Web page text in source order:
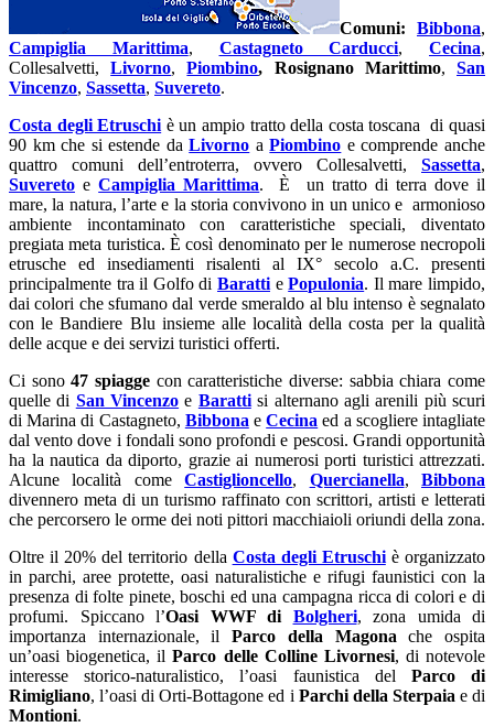
Comuni: Bibbona,
Campiglia Marittima, Castagneto Carducci, Cecina,
Collesalvetti,Livorno,Piombino, Rosignano Marittimo,San
Vincenzo, Sassetta, Suvereto.
Costa degli Etruschi è un ampio tratto della costa toscana di quasi
90 km che si estende daLivorno aPiombino e comprende anche
quattro comuni dell’entroterra, ovvero Collesalvetti, Sassetta,
Suvereto eCampiglia Marittima. È un tratto di terra dove il
mare, la natura, l’arte e la storia convivono in un unico e armonioso
ambiente incontaminato con caratteristiche speciali, diventato
pregiata meta turistica. È così denominato per le numerose necropoli
etrusche ed insediamenti risalenti al IX° secolo a.C. presenti
principalmente tra il Golfo di Baratti ePopulonia. Il mare limpido,
dai colori che sfumano dal verde smeraldo al blu intenso è segnalato
con le Bandiere Blu insieme alle località della costa per la qualità
delle acque e dei servizi turistici offerti.
Ci sono47 spiagge con caratteristiche diverse: sabbia chiara come
quelle di San Vincenzo e Barattisi alternano agli arenili più scuri
di Marina di Castagneto, Bibbona eCecina ed a scogliere intagliate
dal vento dove i fondali sono profondi e pescosi. Grandi opportunità
ha la nautica da diporto, grazie ai numerosi porti turistici attrezzati.
Alcune località comeCastiglioncello, Quercianella,Bibbona
divennero meta di un turismo raffinato con scrittori, artisti e letterati
che percorsero le orme dei noti pittori macchiaioli oriundi della zona.
Oltre il 20% del territorio della Costa degli Etruschiè organizzato
in parchi, aree protette, oasi naturalistiche e rifugi faunistici con la
presenza di folte pinete, boschi ed una campagna ricca di colori e di
profumi. Spiccano l’Oasi WWF di Bolgheri, zona umida di
importanza internazionale, ilParco della Magona che ospita
un’oasi biogenetica, ilParco delle Colline Livornesi, di notevole
interesse storico-naturalistico, l’oasi faunistica del Parco di
Rimigliano, l’oasi di Orti-Bottagone ed i Parchi della Sterpaia e di
Montioni.